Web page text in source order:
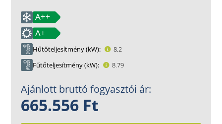
Hűtőteljesítmény (kW)
8.2
Fűtőteljesítmény (kW)
8.79
Ajánlott bruttó fogyasztói ár:
665.556 Ft